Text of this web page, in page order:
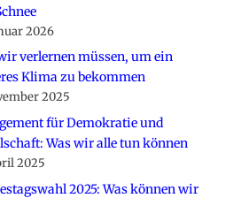
2026
verlernen müssen, um ein
Klima zu bekommen
2025
für Demokratie und
Was wir alle tun können
2025
2025: Was können wir